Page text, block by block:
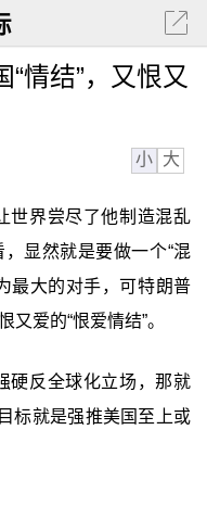
“情结”，又恨又
小 大
世界尝尽了他制造混乱
显然就是要做一个“混
最大的对手，可特朗普
爱的“恨爱情结”。
硬反全球化立场，那就
标就是强推美国至上或